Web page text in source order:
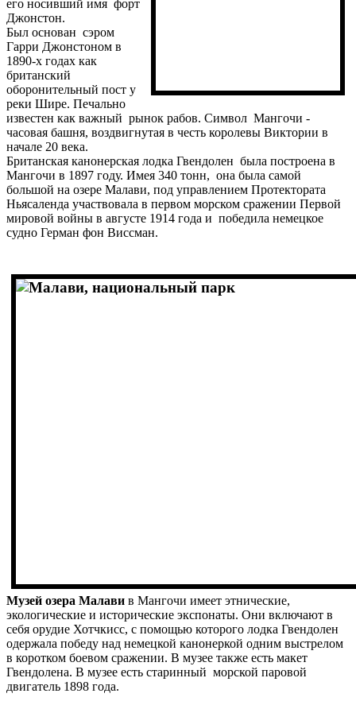
его носивший имя форт
Джонстон.
Был основан сэром
Гарри Джонстоном в
1890-х годах как
британский
оборонительный пост у
реки Шире. Печально
известен как важный рынок рабов. Символ Мангочи -
часовая башня, воздвигнутая в честь королевы Виктории в
начале 20 века.
Британская канонерская лодка Гвендолен была построена в
Мангочи в 1897 году. Имея 340 тонн, она была самой
большой на озере Малави, под управлением Протектората
Ньясаленда участвовала в первом морском сражении Первой
мировой войны в августе 1914 года и победила немецкое
судно Герман фон Виссман.
Музей озера Малави в Мангочи имеет этнические,
экологические и исторические экспонаты. Они включают в
себя орудие Хотчкисс, с помощью которого лодка Гвендолен
одержала победу над немецкой канонеркой одним выстрелом
в коротком боевом сражении. В музее также есть макет
Гвендолена. В музее есть старинный морской паровой
двигатель 1898 года.